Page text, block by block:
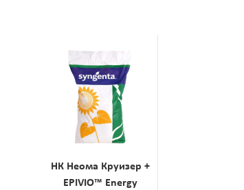
НК Неома Круизер +
EPIVIO™ Energy